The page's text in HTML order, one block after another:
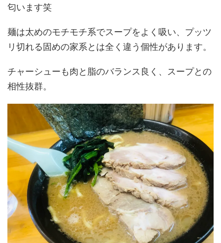
匂います笑
麺は太めのモチモチ系でスープをよく吸い、プッツ
リ切れる固めの家系とは全く違う個性があります。
チャーシューも肉と脂のバランス良く、スープとの
相性抜群。